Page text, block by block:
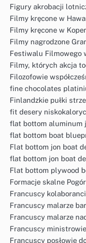
Figury akrobacji
Filmy kręcone w
Filmy kręcone w
Filmy nagrodzone
Festiwalu Filmowego
Filmy, których akcja
Filozofowie
fine chocolates
Finlandzkie pułki
fit desery
flat bottom aluminum
flat bottom boat
Flat bottom jon boat
flat bottom jon boat
Flat bottom plywood
Formacje skalne
Francuscy
Francuscy malarze
Francuscy malarze
Francuscy
Francuscy posłowie